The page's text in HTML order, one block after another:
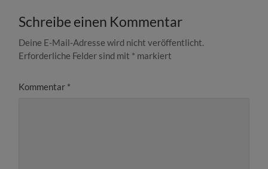
Schreibe einen Kommentar
Deine E-Mail-Adresse wird nicht veröffentlicht.
Erforderliche Felder sind mit * markiert
Kommentar *